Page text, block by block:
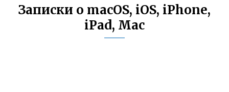
Записки о macOS, iOS, iPhone,
iPad, Mac